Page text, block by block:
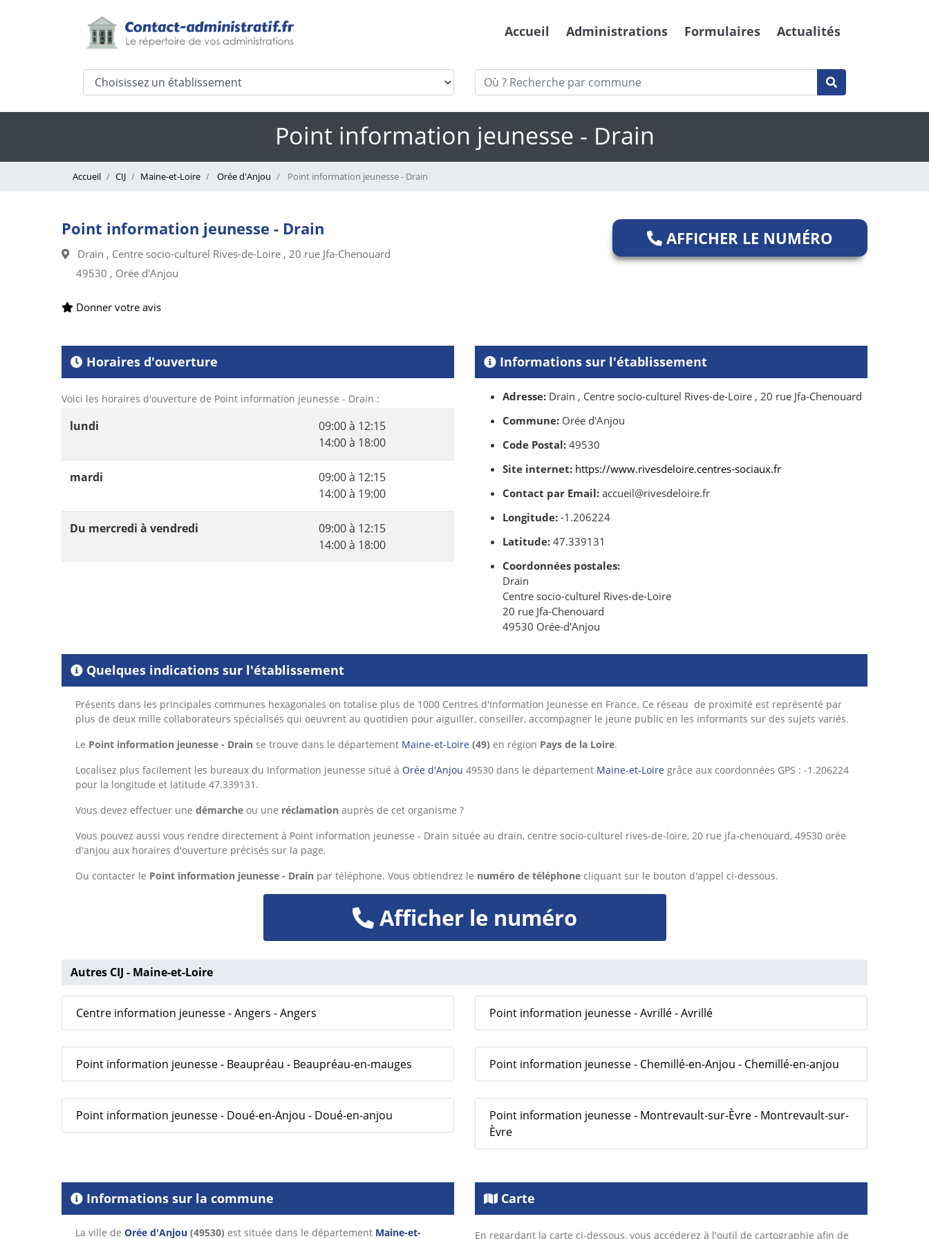
Accueil Administrations Formulaires Actualités
Point information jeunesse - Drain
Accueil CIJ Maine-et-Loire Orée d'Anjou Point information jeunesse - Drain
Point information jeunesse - Drain
Drain , Centre socio-culturel Rives-de-Loire , 20 rue Jfa-Chenouard
49530 , Orée d'Anjou
Donner votre avis
AFFICHER LE NUMÉRO
Horaires d'ouverture
Voici les horaires d'ouverture de Point information jeunesse - Drain :
lundi
09:00 à 12:15
14:00 à 18:00
mardi
09:00 à 12:15
14:00 à 19:00
Du mercredi à vendredi
09:00 à 12:15
14:00 à 18:00
Informations sur l'établissement
Adresse: Drain , Centre socio-culturel Rives-de-Loire , 20 rue Jfa-Chenouard
Commune: Orée d'Anjou
Code Postal: 49530
Site internet: https://www.rivesdeloire.centres-sociaux.fr
Contact par Email: accueil@rivesdeloire.fr
Longitude: -1.206224
Latitude: 47.339131
Coordonnées postales:
Drain
Centre socio-culturel Rives-de-Loire
20 rue Jfa-Chenouard
49530 Orée-d'Anjou
Quelques indications sur l'établissement
Présents dans les principales communes hexagonales on totalise plus de 1000 Centres d'Information Jeunesse en France. Ce réseau de proximité est représenté par
plus de deux mille collaborateurs spécialisés qui oeuvrent au quotidien pour aiguiller, conseiller, accompagner le jeune public en les informants sur des sujets variés.
Le Point information jeunesse - Drain se trouve dans le département Maine-et-Loire (49) en région Pays de la Loire.
Localisez plus facilement les bureaux du Information jeunesse situé à Orée d'Anjou 49530 dans le département Maine-et-Loire grâce aux coordonnées GPS : -1.206224
pour la longitude et latitude 47.339131.
Vous devez effectuer une démarche ou une réclamation auprès de cet organisme ?
Vous pouvez aussi vous rendre directement à Point information jeunesse - Drain située au drain, centre socio-culturel rives-de-loire, 20 rue jfa-chenouard, 49530 orée
d'anjou aux horaires d'ouverture précisés sur la page.
Ou contacter le Point information jeunesse - Drain par téléphone. Vous obtiendrez le numéro de téléphone cliquant sur le bouton d'appel ci-dessous.
Afficher le numéro
Autres CIJ - Maine-et-Loire
Centre information jeunesse - Angers - Angers Point information jeunesse - Avrillé - Avrillé
Point information jeunesse - Beaupréau - Beaupréau-en-mauges Point information jeunesse - Chemillé-en-Anjou - Chemillé-en-anjou
Point information jeunesse - Doué-en-Anjou - Doué-en-anjou
Point information jeunesse - Montrevault-sur-Èvre - Montrevault-sur-
Èvre
Informations sur la commune
La ville de Orée d'Anjou (49530) est située dans le département Maine-et-
Carte
En regardant la carte ci-dessous, vous accéderez à l'outil de cartographie afin de